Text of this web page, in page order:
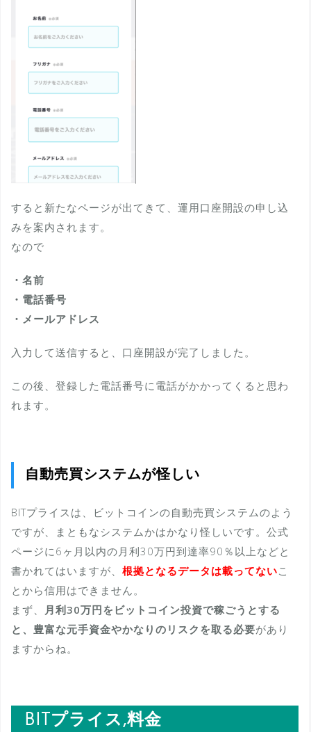
すると新たなページが出てきて、運用口座開設の申し込
みを案内されます。
なので
・名前
・電話番号
・メールアドレス
入力して送信すると、口座開設が完了しました。
この後、登録した電話番号に電話がかかってくると思わ
れます。
自動売買システムが怪しい
BITプライスは、ビットコインの自動売買システムのよう
ですが、まともなシステムかはかなり怪しいです。公式
ページに6ヶ月以内の月利30万円到達率90％以上などと
書かれてはいますが、 根拠となるデータは載ってないこ
とから信用はできません。
まず、
月利30万円をビットコイン投資で稼ごうとする
と、豊富な元手資金やかなりのリスクを取る必要があり
ますからね。
BITプライス,料金